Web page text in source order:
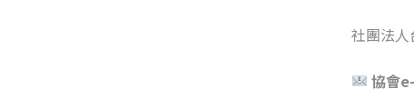
社團法人
協會